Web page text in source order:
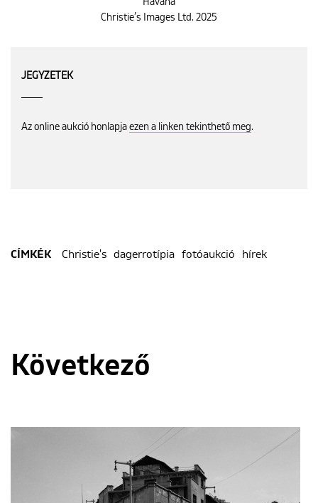
Christie’s Images Ltd. 2025
JEGYZETEK
Az online aukció honlapja ezen a linken tekinthető meg.
CÍMKÉK Christie's dagerrotípia fotóaukció hírek
Következő